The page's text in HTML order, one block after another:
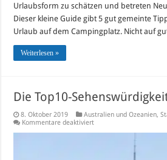
Urlaubsform zu schätzen und betreten
Dieser kleine Guide gibt 5 gut gemeinte
Urlaub auf dem Campingplatz. Nicht auf
Weiterlesen »
Die Top10-
8. Oktober 2019 Australien und Ozeanien,
Kommentare deaktiviertfür
Sehenswürdigkeiten